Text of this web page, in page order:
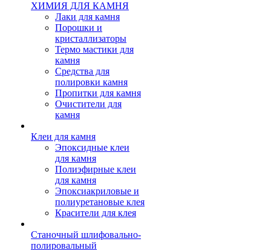
ХИМИЯ ДЛЯ КАМНЯ
Лаки для камня
Порошки и
кристаллизаторы
Термо мастики для
камня
Средства для
полировки камня
Пропитки для камня
Очистители для
камня
Клеи для камня
Эпоксидные клеи
для камня
Полиэфирные клеи
для камня
Эпоксиакриловые и
полиуретановые клея
Красители для клея
Станочный шлифовально-
полировальный